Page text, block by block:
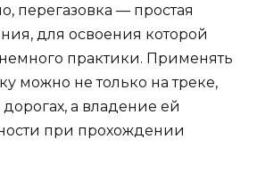
перегазовка — простая
для освоения которой
практики. Применять
можно не только на треке,
а владение ей
при прохождении